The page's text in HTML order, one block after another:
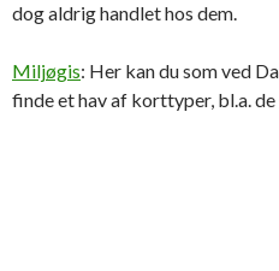
dog aldrig handlet hos dem.
Miljøgis: Her kan du som ved
finde et hav af korttyper, bl.a.